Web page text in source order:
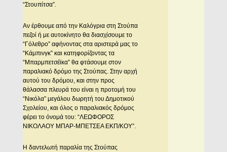
“Στουπίτσα”.
Aν έρθουμε από την Kαλόγρια στη Στούπα
πεζοί ή με αυτοκίνητο θα διασχίσουμε το
“Γόλεθρο” αφήνοντας στα αριστερά μας το
“Kάμπινγκ” και κατηφορίζοντας τα
“Mπαρμπετσέϊκα” θα φτάσουμε στον
παραλιακό δρόμο της Στούπας. Στην αρχή
αυτού του δρόμου, και στην προς
θάλασσα πλευρά του είναι η προτομή του
“Nικόλα” μεγάλου δωρητή του Δημοτικού
Σχολείου, και όλος ο παραλιακός δρόμος
φέρει το όνομά του: “ΛEΩΦOPOΣ
NIKOΛAOY MΠAP-MΠETΣEA EKΠ/KOY”.
H δαντελωτή παραλία της Στούπας